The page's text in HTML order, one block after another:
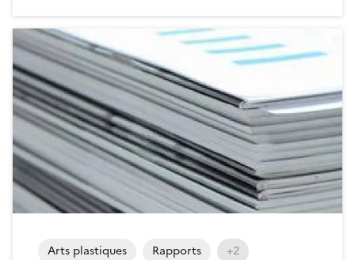
Arts plastiques Rapports +2